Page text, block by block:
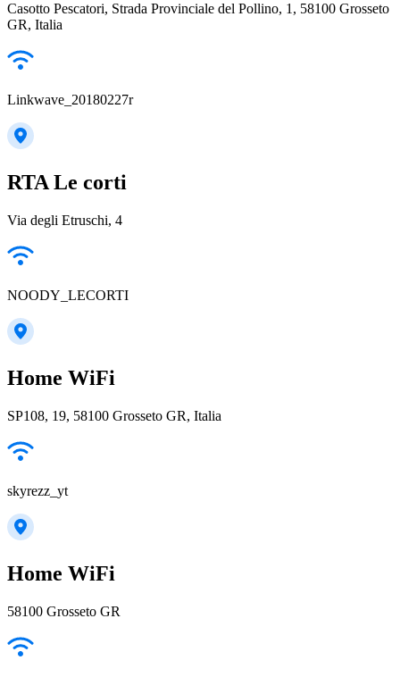
Casotto Pescatori, Strada Provinciale del Pollino, 1, 58100 Grosseto
GR, Italia
Linkwave_20180227r
RTA Le corti
Via degli Etruschi, 4
NOODY_LECORTI
Home WiFi
SP108, 19, 58100 Grosseto GR, Italia
skyrezz_yt
Home WiFi
58100 Grosseto GR